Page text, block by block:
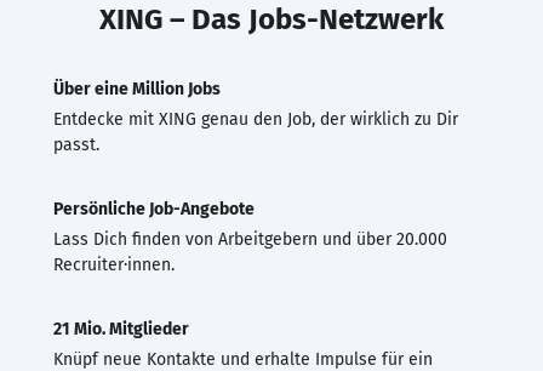
XING – Das Jobs-Netzwerk
Über eine Million Jobs
Entdecke mit XING genau den Job, der wirklich zu Dir
passt.
Persönliche Job-Angebote
Lass Dich finden von Arbeitgebern und über 20.000
Recruiter·innen.
21 Mio. Mitglieder
Knüpf neue Kontakte und erhalte Impulse für ein